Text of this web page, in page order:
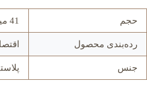
حجم 41 میل تا 70 میل
رده‌بندی محصول
جنس